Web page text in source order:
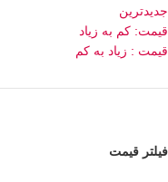
جدیدترین
قیمت: کم به زیاد
قیمت : زیاد به کم
فیلتر قیمت